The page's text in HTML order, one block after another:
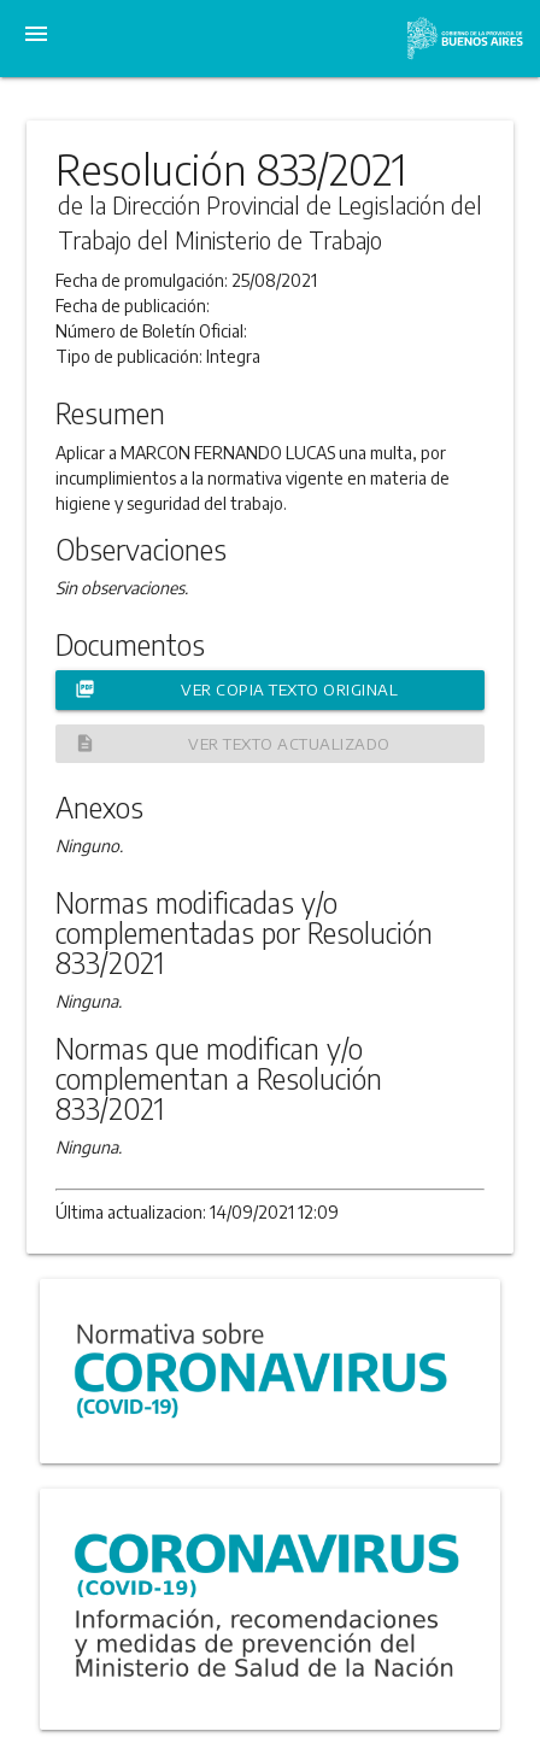
menu
Resolución 833/2021
de la Dirección Provincial de Legislación del
Trabajo del Ministerio de Trabajo
Fecha de promulgación: 25/08/2021
Fecha de publicación:
Número de Boletín Oficial:
Tipo de publicación:Integra
Resumen
Aplicar a MARCON FERNANDO LUCAS una multa, por
incumplimientos a la normativa vigente en materia de
higiene y seguridad del trabajo.
Observaciones
Sin observaciones.
Documentos
picture_as_pdf VER COPIA TEXTO ORIGINAL
description VER TEXTO ACTUALIZADO
Anexos
Ninguno.
Normas modificadas y/o
complementadas por Resolución
833/2021
Ninguna.
Normas que modifican y/o
complementan a Resolución
833/2021
Ninguna.
Última actualizacion: 14/09/2021 12:09